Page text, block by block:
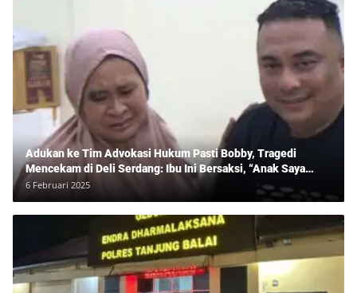
Adukan ke Tim Advokasi Hukum Pasti Bobby, Tragedi
Mencekam di Deli Serdang: Ibu Ini Bersaksi, “Anak Saya
Ditangkap Tanpa Bukti dan Bukan Bandar Narkoba!”
6 Februari 2025